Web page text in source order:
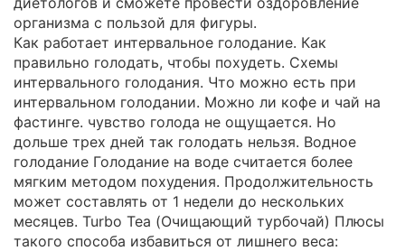
организма с пользой для фигуры.
Как работает интервальное голодание. Как
правильно голодать, чтобы похудеть. Схемы
интервального голодания. Что можно есть при
интервальном голодании. Можно ли кофе и чай на
фастинге. чувство голода не ощущается. Но
дольше трех дней так голодать нельзя. Водное
голодание Голодание на воде считается более
мягким методом похудения. Продолжительность
может составлять от 1 недели до нескольких
месяцев. Turbo Tea (Очищающий турбочай) Плюсы
такого способа избавиться от лишнего веса: